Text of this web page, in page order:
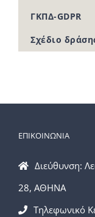
ΓΚΠΔ-GDPR
Σχέδιο
ΕΠΙΚΟΙΝΩΝΙΑ
Διεύθυνση:
28, ΑΘΗΝΑ
Τηλεφωνικό